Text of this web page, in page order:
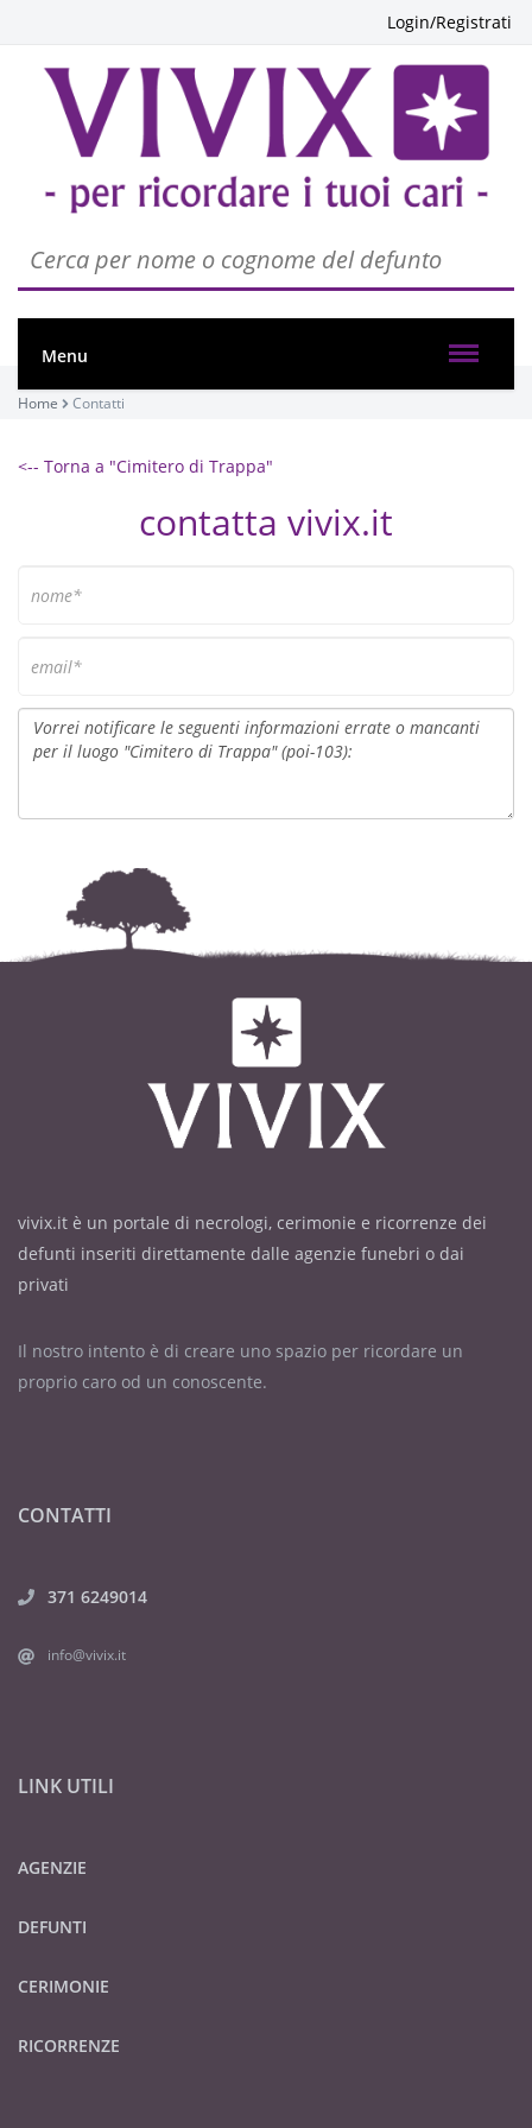
Login/Registrati
Menu
Home Contatti
<-- Torna a "Cimitero di Trappa"
contatta vivix.it
vivix.it è un portale di necrologi, cerimonie e ricorrenze dei
defunti inseriti direttamente dalle agenzie funebri o dai
privati
Il nostro intento è di creare uno spazio per ricordare un
proprio caro od un conoscente.
CONTATTI
371 6249014
info@vivix.it
LINK UTILI
AGENZIE
DEFUNTI
CERIMONIE
RICORRENZE